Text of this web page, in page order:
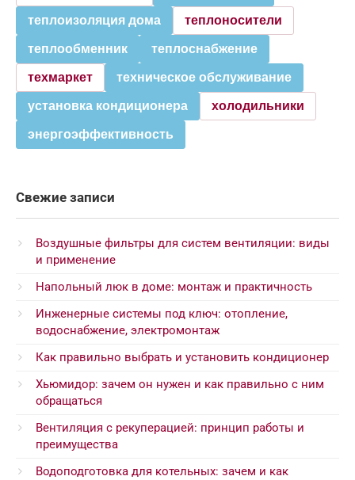
теплоизоляция дома теплоносители
теплообменник теплоснабжение
техмаркет техническое обслуживание
установка кондиционера холодильники
энергоэффективность
Свежие записи
Воздушные фильтры для систем вентиляции: виды
и применение
Напольный люк в доме: монтаж и практичность
Инженерные системы под ключ: отопление,
водоснабжение, электромонтаж
Как правильно выбрать и установить кондиционер
Хьюмидор: зачем он нужен и как правильно с ним
обращаться
Вентиляция с рекуперацией: принцип работы и
преимущества
Водоподготовка для котельных: зачем и как